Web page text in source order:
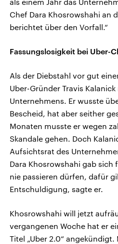
als einem Jahr das
Chef Dara Khosrowshahi an
berichtet über den Vorfall.“
Fassungslosigkeit bei Uber-
Als der Diebstahl vor gut
Uber-Gründer Travis
Unternehmens. Er wusste
Bescheid, hat aber seither
Monaten musste er wegen
Skandale gehen. Doch
Aufsichtsrat des
Dara Khosrowshahi gab sich
nie passieren dürfen, dafür
Entschuldigung, sagte er.
Khosrowshahi will jetzt
vergangenen Woche hat er
Titel „Uber 2.0“